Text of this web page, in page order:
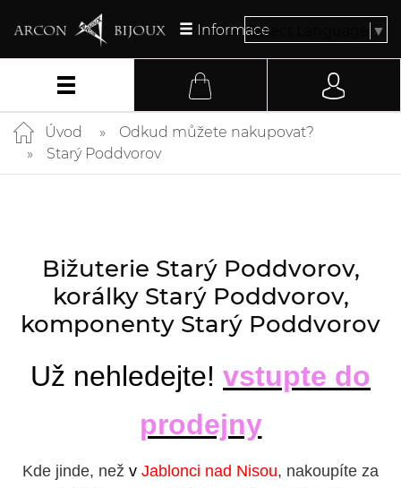
InformaceSelect Language ▼
Úvod
Odkud můžete nakupovat?
Starý Poddvorov
Bižuterie Starý Poddvorov,
korálky Starý Poddvorov,
komponenty Starý Poddvorov
Už nehledejte! vstupte do
prodejny
Kde jinde, než v Jablonci nad Nisou, nakoupíte za